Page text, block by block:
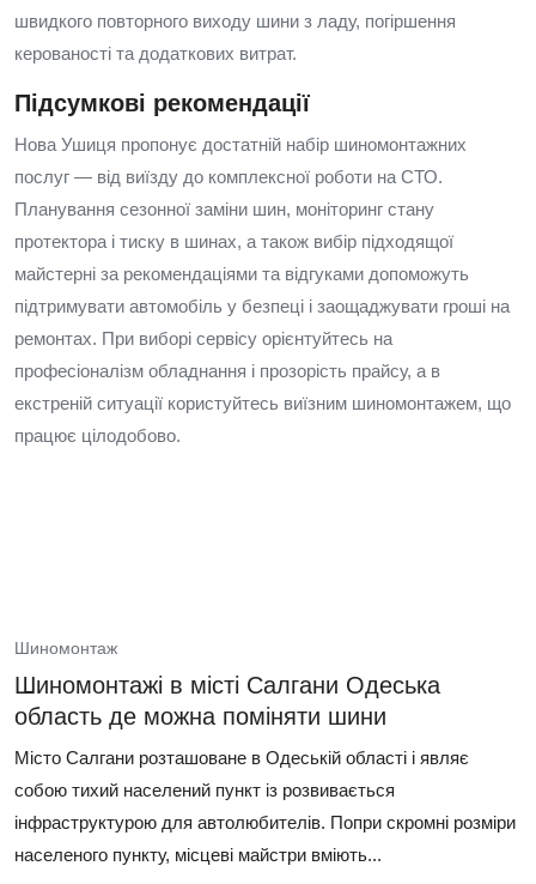
швидкого повторного виходу шини з ладу, погіршення
керованості та додаткових витрат.
Підсумкові рекомендації
Нова Ушиця пропонує достатній набір шиномонтажних
послуг — від виїзду до комплексної роботи на СТО.
Планування сезонної заміни шин, моніторинг стану
протектора і тиску в шинах, а також вибір підходящої
майстерні за рекомендаціями та відгуками допоможуть
підтримувати автомобіль у безпеці і заощаджувати гроші на
ремонтах. При виборі сервісу орієнтуйтесь на
професіоналізм обладнання і прозорість прайсу, а в
екстреній ситуації користуйтесь виїзним шиномонтажем, що
працює цілодобово.
Шиномонтаж
Шиномонтажі в місті Салгани Одеська
область де можна поміняти шини
Місто Салгани розташоване в Одеській області і являє
собою тихий населений пункт із розвивається
інфраструктурою для автолюбителів. Попри скромні розміри
населеного пункту, місцеві майстри вміють...